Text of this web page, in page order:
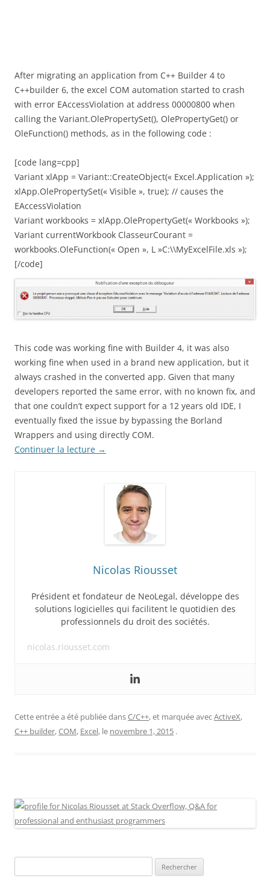
After migrating an application from C++ Builder 4 to
C++builder 6, the excel COM automation started to crash
with error EAccessViolation at address 00000800 when
calling the Variant.OlePropertySet(), OlePropertyGet() or
OleFunction() methods, as in the following code :
[code lang=cpp]
Variant xlApp = Variant::CreateObject(« Excel.Application »);
xlApp.OlePropertySet(« Visible », true); // causes the
EAccessViolation
Variant workbooks = xlApp.OlePropertyGet(« Workbooks »);
Variant currentWorkbook ClasseurCourant =
workbooks.OleFunction(« Open », L »C:\\MyExcelFile.xls »);
[/code]
This code was working fine with Builder 4, it was also
working fine when used in a brand new application, but it
always crashed in the converted app. Given that many
developers reported the same error, with no known fix, and
that one couldn’t expect support for a 12 years old IDE, I
eventually fixed the issue by bypassing the Borland
Wrappers and using directly COM.
Continuer la lecture →
Nicolas Riousset
Président et fondateur de NeoLegal, développe des
solutions logicielles qui facilitent le quotidien des
professionnels du droit des sociétés.
nicolas.riousset.com
Cette entrée a été publiée dansC/C++, et marquée avecActiveX,
C++ builder,COM, Excel, le novembre 1, 2015 .